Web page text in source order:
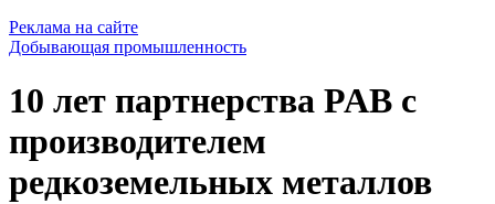
Реклама на сайте
Добывающая промышленность
10 лет партнерства PAB с
производителем
редкоземельных металлов